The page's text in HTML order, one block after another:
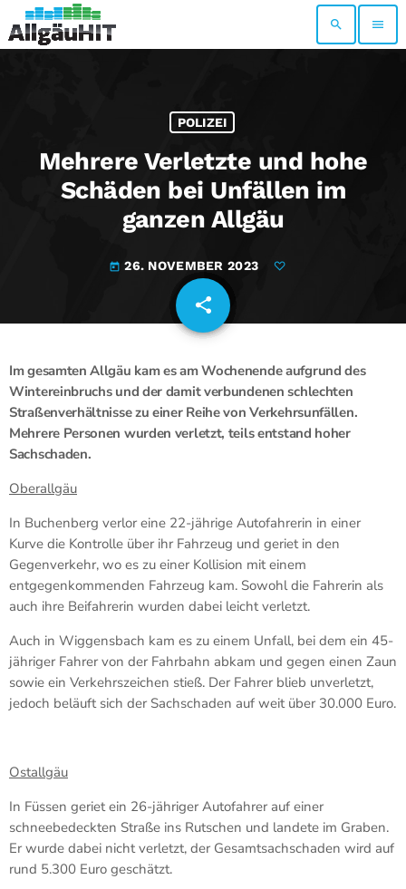
search menu
POLIZEI
Mehrere Verletzte und hohe
Schäden bei Unfällen im
ganzen Allgäu
today 26. NOVEMBER 2023
share
email
Im gesamten Allgäu kam es am Wochenende aufgrund des
Wintereinbruchs und der damit verbundenen schlechten
Straßenverhältnisse zu einer Reihe von Verkehrsunfällen.
Mehrere Personen wurden verletzt, teils entstand hoher
Sachschaden.
Oberallgäu
In Buchenberg verlor eine 22-jährige Autofahrerin in einer
Kurve die Kontrolle über ihr Fahrzeug und geriet in den
Gegenverkehr, wo es zu einer Kollision mit einem
entgegenkommenden Fahrzeug kam. Sowohl die Fahrerin als
auch ihre Beifahrerin wurden dabei leicht verletzt.
Auch in Wiggensbach kam es zu einem Unfall, bei dem ein 45-
jähriger Fahrer von der Fahrbahn abkam und gegen einen Zaun
sowie ein Verkehrszeichen stieß. Der Fahrer blieb unverletzt,
jedoch beläuft sich der Sachschaden auf weit über 30.000 Euro.
Ostallgäu
In Füssen geriet ein 26-jähriger Autofahrer auf einer
schneebedeckten Straße ins Rutschen und landete im Graben.
Er wurde dabei nicht verletzt, der Gesamtsachschaden wird auf
rund 5.300 Euro geschätzt.